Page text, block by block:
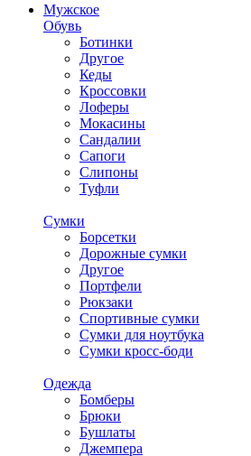
Мужское
Обувь
Ботинки
Другое
Кеды
Кроссовки
Лоферы
Мокасины
Сандалии
Сапоги
Слипоны
Туфли
Сумки
Борсетки
Дорожные сумки
Другое
Портфели
Рюкзаки
Спортивные сумки
Сумки для ноутбука
Сумки кросс-боди
Одежда
Бомберы
Брюки
Бушлаты
Джемпера